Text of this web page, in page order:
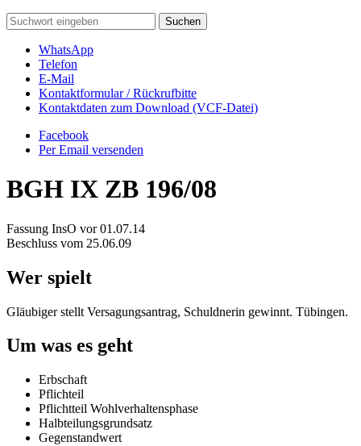
WhatsApp
Telefon
E-Mail
Kontaktformular / Rückrufbitte
Kontaktdaten zum Download (VCF-Datei)
Facebook
Per Email versenden
BGH IX ZB 196/08
Fassung InsO vor 01.07.14
Beschluss vom 25.06.09
Wer spielt
Gläubiger stellt Versagungsantrag, Schuldnerin gewinnt. Tübingen.
Um was es geht
Erbschaft
Pflichteil
Pflichtteil Wohlverhaltensphase
Halbteilungsgrundsatz
Gegenstandwert